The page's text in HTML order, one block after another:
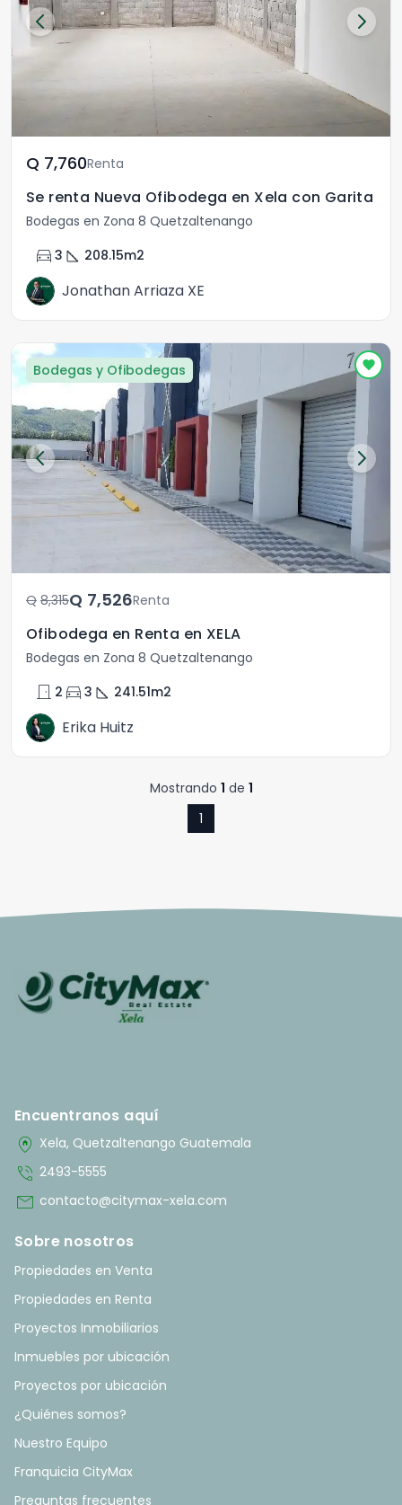
Q	7,760Renta
Se renta Nueva Ofibodega en Xela con Garita
Bodegas en Zona 8 Quetzaltenango
directions_car 3 square_foot 208.15m2
Jonathan Arriaza XE
Bodegas y Ofibodegas
Q	8,315 Q	7,526Renta
Ofibodega en Renta en XELA
Bodegas en Zona 8 Quetzaltenango
door_front 2 directions_car 3 square_foot 241.51m2
Erika Huitz
Mostrando 1 de 1
1
Encuentranos aquí
home_pin Xela, Quetzaltenango Guatemala
phone_in_talk 2493-5555
mail contacto@citymax-xela.com
Sobre nosotros
Propiedades en Venta
Propiedades en Renta
Proyectos Inmobiliarios
Inmuebles por ubicación
Proyectos por ubicación
¿Quiénes somos?
Nuestro Equipo
Franquicia CityMax
Preguntas frecuentes